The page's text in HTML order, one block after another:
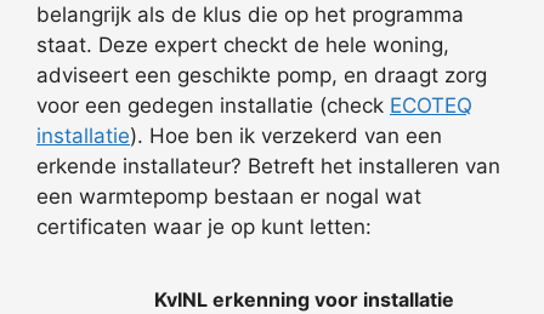
belangrijk als de klus die op het programma
staat. Deze expert checkt de hele woning,
adviseert een geschikte pomp, en draagt zorg
voor een gedegen installatie (check ECOTEQ
installatie). Hoe ben ik verzekerd van een
erkende installateur? Betreft het installeren van
een warmtepomp bestaan er nogal wat
certificaten waar je op kunt letten:
KvINL erkenning voor installatie